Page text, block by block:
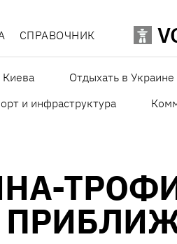
СПРАВОЧНИК
Отдыхать в Украине
и инфраструктура